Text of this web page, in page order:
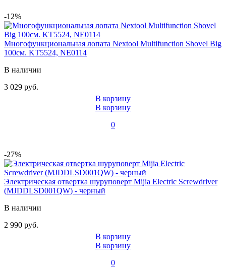
-12%
Многофункциональная лопата Nextool Multifunction Shovel Big
100см. KT5524, NE0114
В наличии
3 029 руб.
В корзину
В корзину
0
-27%
Электрическая отвертка шуруповерт Mijia Electric Screwdriver
(MJDDLSD001QW) - черный
В наличии
2 990 руб.
В корзину
В корзину
0